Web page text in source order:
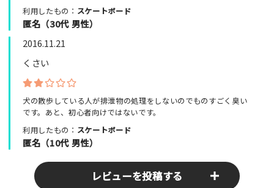
利用したもの： スケートボード
匿名（30代 男性）
2016.11.21
くさい
犬の散歩している人が排泄物の処理をしないのでものすごく臭い
です。あと、初心者向けではないです。
利用したもの： スケートボード
匿名（10代 男性）
レビューを投稿する